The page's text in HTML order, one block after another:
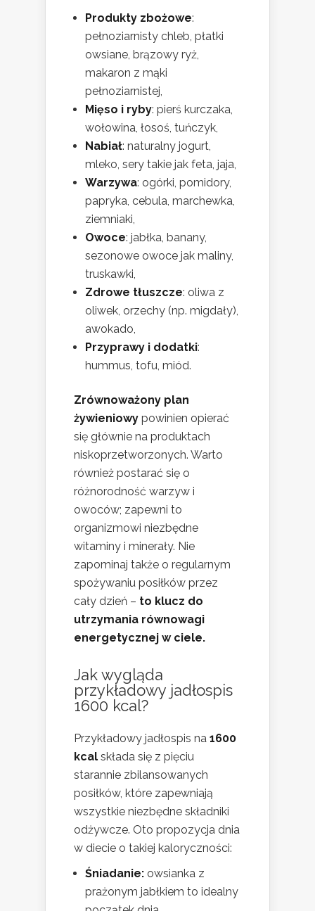
Produkty zbożowe:
pełnoziarnisty chleb, płatki
owsiane, brązowy ryż,
makaron z mąki
pełnoziarnistej,
Mięso i ryby: pierś kurczaka,
wołowina, łosoś, tuńczyk,
Nabiał: naturalny jogurt,
mleko, sery takie jak feta, jaja,
Warzywa: ogórki, pomidory,
papryka, cebula, marchewka,
ziemniaki,
Owoce: jabłka, banany,
sezonowe owoce jak maliny,
truskawki,
Zdrowe tłuszcze: oliwa z
oliwek, orzechy (np. migdały),
awokado,
Przyprawy i dodatki:
hummus, tofu, miód.
Zrównoważony plan
żywieniowy powinien opierać
się głównie na produktach
niskoprzetworzonych. Warto
również postarać się o
różnorodność warzyw i
owoców; zapewni to
organizmowi niezbędne
witaminy i minerały. Nie
zapominaj także o regularnym
spożywaniu posiłków przez
cały dzień – to klucz do
utrzymania równowagi
energetycznej w ciele.
Jak wygląda
przykładowy jadłospis
1600 kcal?
Przykładowy jadłospis na 1600
kcal składa się z pięciu
starannie zbilansowanych
posiłków, które zapewniają
wszystkie niezbędne składniki
odżywcze. Oto propozycja dnia
w diecie o takiej kaloryczności:
Śniadanie: owsianka z
prażonym jabłkiem to idealny